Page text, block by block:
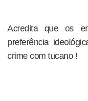
Acredita que os
preferência
crime com tucano !